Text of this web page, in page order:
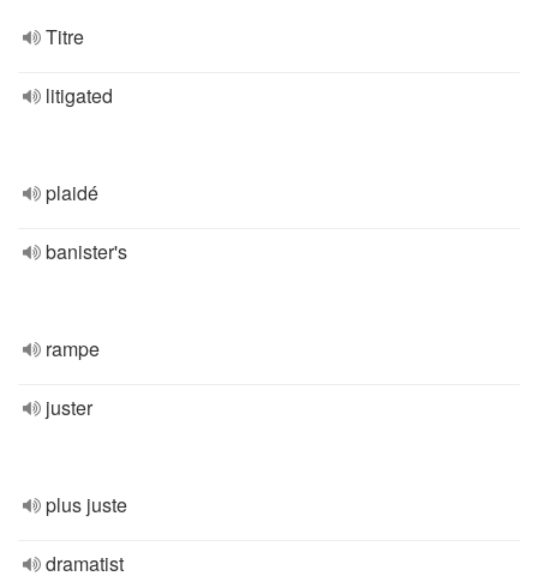
Titre
litigated
plaidé
banister's
rampe
juster
plus juste
dramatist